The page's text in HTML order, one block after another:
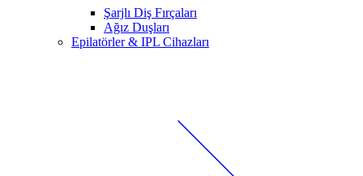
Şarjlı Diş Fırçaları
Ağız Duşları
Epilatörler & IPL Cihazları